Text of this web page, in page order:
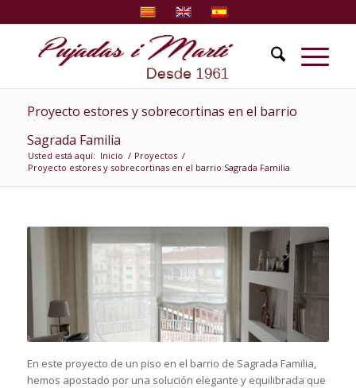
Proyecto estores y sobrecortinas en el barrio
Sagrada Familia
Usted está aquí: Inicio / Proyectos /
Proyecto estores y sobrecortinas en el barrio Sagrada Familia
En este proyecto de un piso en el barrio de Sagrada Familia,
hemos apostado por una solución elegante y equilibrada que